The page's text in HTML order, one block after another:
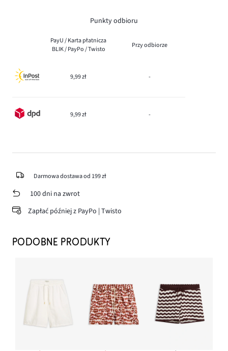
Punkty odbioru
PayU / Karta płatnicza
BLIK / PayPo / Twisto
Przy odbiorze
9,99 zł -
9,99 zł -
Darmowa dostawa od 199 zł
100 dni na zwrot
Zapłać później z PayPo | Twisto
PODOBNE PRODUKTY